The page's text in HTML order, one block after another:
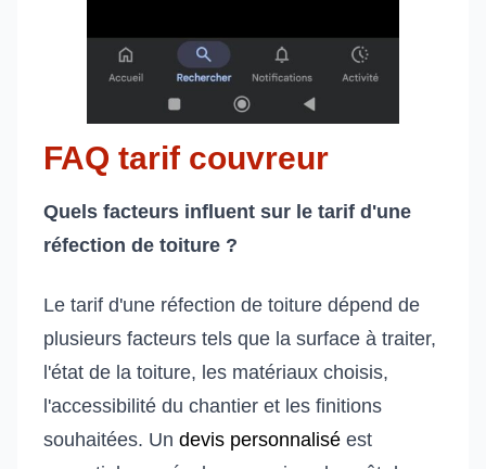
FAQ tarif couvreur
Quels facteurs influent sur le tarif d'une
réfection de toiture ?
Le tarif d'une réfection de toiture dépend de
plusieurs facteurs tels que la surface à traiter,
l'état de la toiture, les matériaux choisis,
l'accessibilité du chantier et les finitions
souhaitées. Un devis personnalisé est